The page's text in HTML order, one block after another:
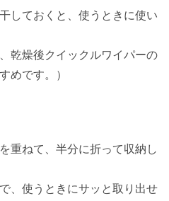
しておくと、使うときに使い
乾燥後クイックルワイパーの
めです。）
重ねて、半分に折って収納し
、使うときにサッと取り出せ